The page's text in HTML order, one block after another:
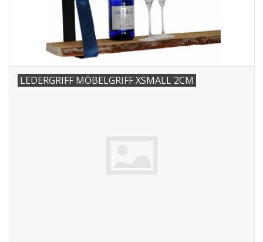
LEDERGRIFF MÖBELGRIFF XSMALL 2CM